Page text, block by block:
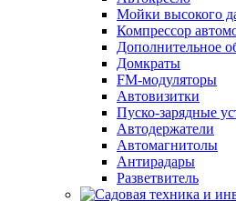
Мойки высокого
Компрессор
Дополнительное
Домкраты
FM-модуляторы
Автовизитки
Пуско-зарядные
Автодержатели
Автомагнитолы
Антирадары
Разветвитель